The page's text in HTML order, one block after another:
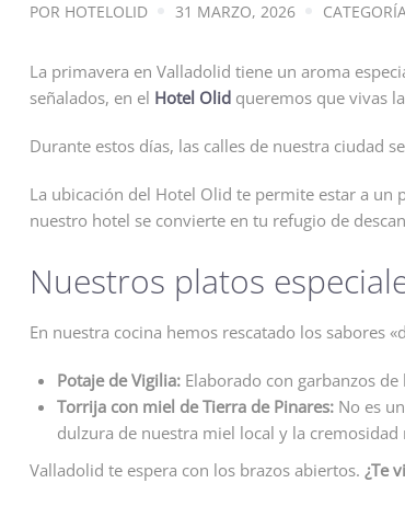
POR HOTELOLID 31 MARZO, 2026
La primavera en Valladolid tiene un aroma
señalados, en el Hotel Olid queremos que vivas
Durante estos días, las calles de nuestra ciudad
La ubicación del Hotel Olid te permite estar a un
nuestro hotel se convierte en tu refugio de
Nuestros platos
En nuestra cocina hemos rescatado los sabores
Potaje de Vigilia: Elaborado con garbanzos
Torrija con miel de Tierra de Pinares: No es
dulzura de nuestra miel local y la cremosidad
Valladolid te espera con los brazos abiertos. ¿Te